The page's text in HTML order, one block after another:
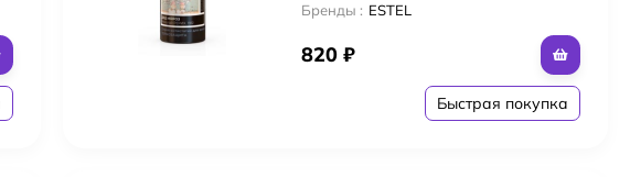
Бренды : ESTEL
820 ₽
Быстрая покупка